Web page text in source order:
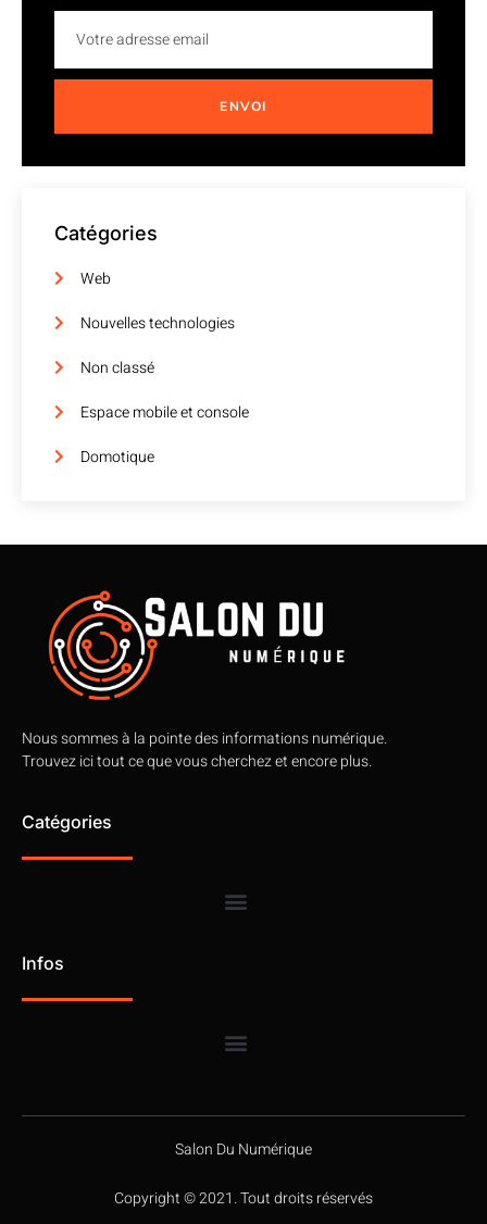
ENVOI
Catégories
Web
Nouvelles technologies
Non classé
Espace mobile et console
Domotique
Nous sommes à la pointe des informations numérique.
Trouvez ici tout ce que vous cherchez et encore plus.
Catégories
Infos
Salon Du Numérique
Copyright © 2021. Tout droits réservés